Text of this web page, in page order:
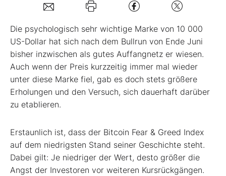
Kontakt
Die psychologisch sehr wichtige Marke von 10 000
US-Dollar hat sich nach dem Bullrun von Ende Juni
bisher inzwischen als gutes Auffangnetz er­ wiesen.
Auch wenn der Preis kurzzeitig immer mal wieder
unter diese Marke fiel, gab es doch stets größere
Erholungen und den Versuch, sich dauerhaft darüber
zu etablieren.
Erstaunlich ist, dass der Bitcoin Fear & Greed Index
auf dem niedrigsten Stand seiner Geschichte steht.
Dabei gilt: Je niedriger der Wert, desto größer die
Angst der Investoren vor weiteren Kursrückgän­gen.